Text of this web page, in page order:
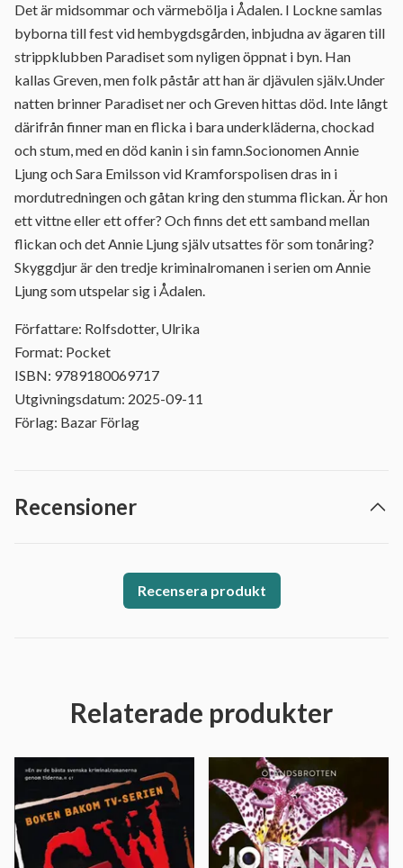
Det är midsommar och värmebölja i Ådalen. I Lockne samlas
byborna till fest vid hembygdsgården, inbjudna av ägaren till
strippklubben Paradiset som nyligen öppnat i byn. Han
kallas Greven, men folk påstår att han är djävulen själv.Under
natten brinner Paradiset ner och Greven hittas död. Inte långt
därifrån finner man en flicka i bara underkläderna, chockad
och stum, med en död kanin i sin famn.Socionomen Annie
Ljung och Sara Emilsson vid Kramforspolisen dras in i
mordutredningen och gåtan kring den stumma flickan. Är hon
ett vittne eller ett offer? Och finns det ett samband mellan
flickan och det Annie Ljung själv utsattes för som tonåring?
Skyggdjur är den tredje kriminalromanen i serien om Annie
Ljung som utspelar sig i Ådalen.
Författare: Rolfsdotter, Ulrika
Format: Pocket
ISBN: 9789180069717
Utgivningsdatum: 2025-09-11
Förlag: Bazar Förlag
Recensioner
Recensera produkt
Relaterade produkter